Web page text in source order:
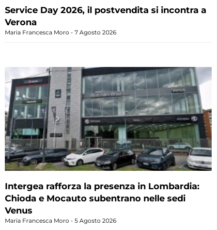
Service Day 2026, il postvendita si incontra a
Verona
Maria Francesca Moro 7 Agosto 2026
Intergea rafforza la presenza in Lombardia:
Chioda e Mocauto subentrano nelle sedi
Venus
Maria Francesca Moro 5 Agosto 2026